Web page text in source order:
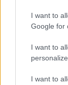
I want to
Google for
I want to
I want to
δεν την
είναι η
καμία
στο